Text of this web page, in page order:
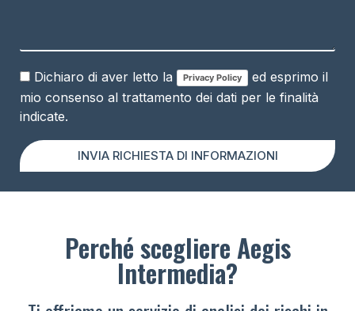
Dichiaro di aver letto la Privacy Policy
ed esprimo il
mio consenso al trattamento dei dati per le finalità
indicate.
INVIA RICHIESTA DI INFORMAZIONI
Perché scegliere Aegis
Intermedia?